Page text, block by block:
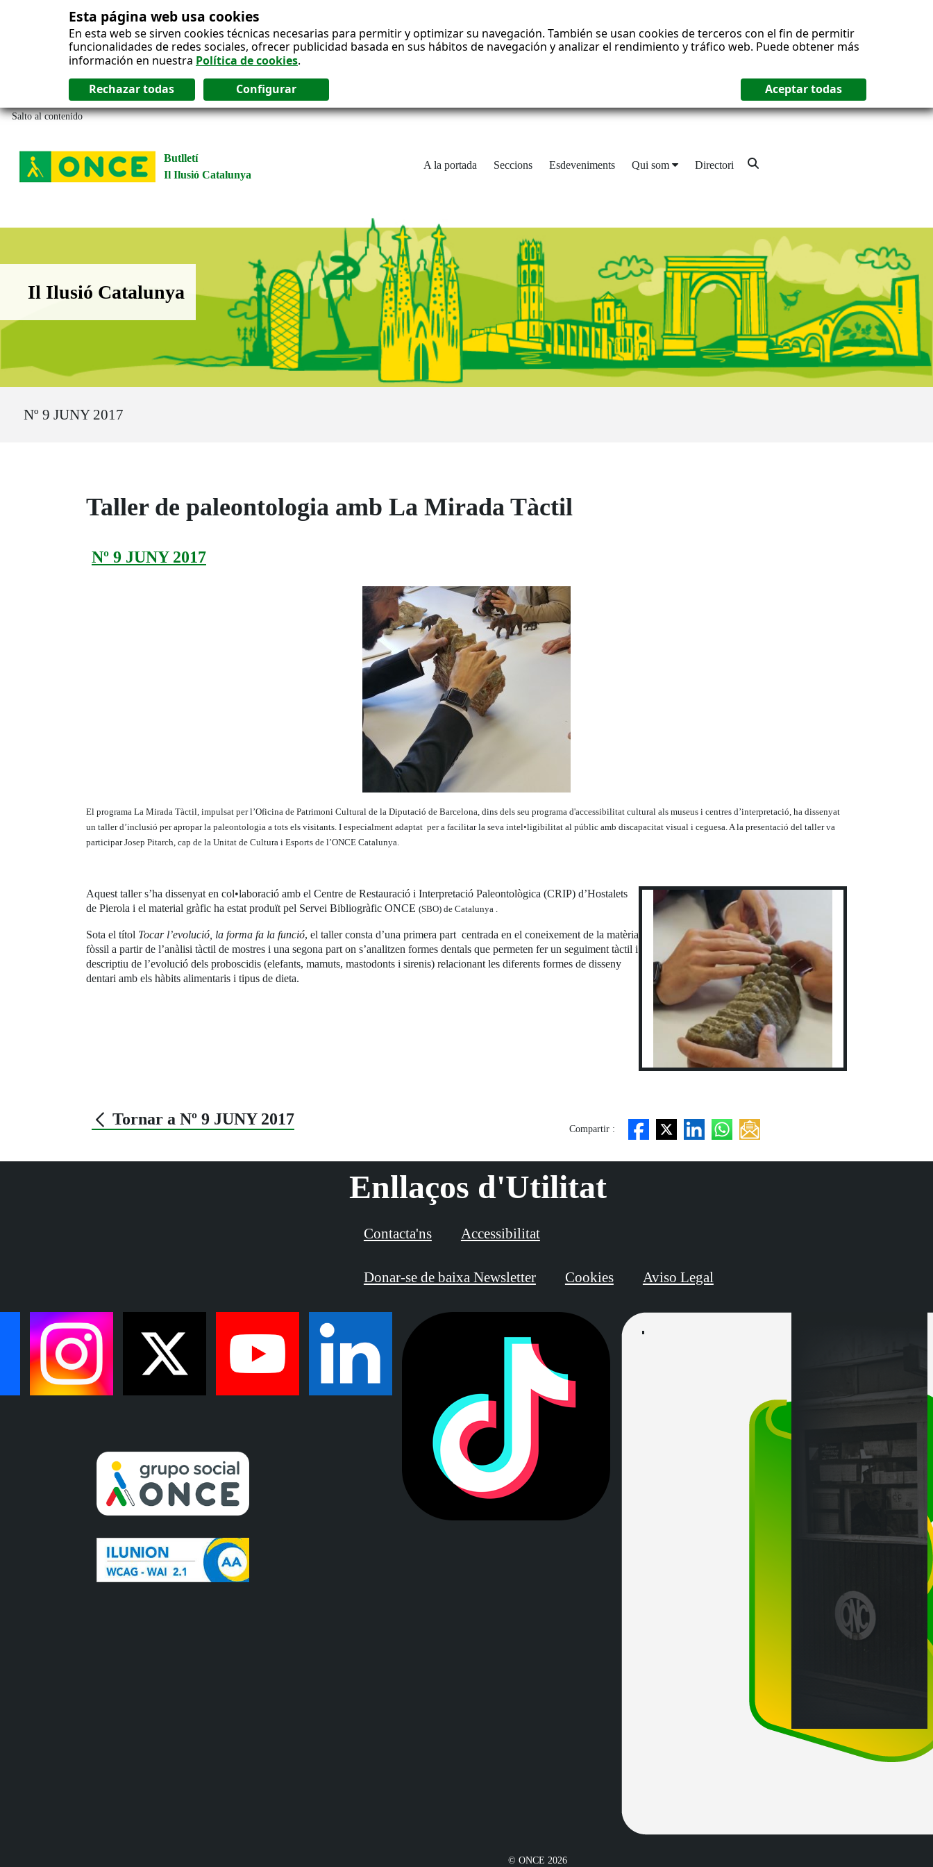
Esta página web usa cookies
En esta web se sirven cookies técnicas necesarias para permitir y optimizar su navegación. También se usan cookies de terceros con el fin de permitir
funcionalidades de redes sociales, ofrecer publicidad basada en sus hábitos de navegación y analizar el rendimiento y tráfico web. Puede obtener más
información en nuestra Política de cookies.
Salto al contenido
Butlletí
Il Ilusió Catalunya
A la portada Seccions Esdeveniments Qui som Directori
Boletín Il·lusió Catalunya
Il Ilusió Catalunya
Nº 9 JUNY 2017
Taller de paleontologia amb La Mirada Tàctil
Nº 9 JUNY 2017
El programa La Mirada Tàctil, impulsat per l’Oficina de Patrimoni Cultural de la Diputació de Barcelona, dins dels seu programa d'accessibilitat cultural als museus i centres d’interpretació, ha dissenyat
un taller d’inclusió per apropar la paleontologia a tots els visitants. I especialment adaptat per a facilitar la seva intel•ligibilitat al públic amb discapacitat visual i ceguesa. A la presentació del taller va
participar Josep Pitarch, cap de la Unitat de Cultura i Esports de l’ONCE Catalunya.
Aquest taller s’ha dissenyat en col•laboració amb el Centre de Restauració i Interpretació Paleontològica (CRIP) d’Hostalets
de Pierola i el material gràfic ha estat produït pel Servei Bibliogràfic ONCE (SBO) de Catalunya .
Sota el títol Tocar l’evolució, la forma fa la funció, el taller consta d’una primera part centrada en el coneixement de la matèria
fòssil a partir de l’anàlisi tàctil de mostres i una segona part on s’analitzen formes dentals que permeten fer un seguiment tàctil i
descriptiu de l’evolució dels proboscidis (elefants, mamuts, mastodonts i sirenis) relacionant les diferents formes de disseny
dentari amb els hàbits alimentaris i tipus de dieta.
Tornar a Nº 9 JUNY 2017
Compartir :
Enllaços d'Utilitat
Contacta'ns Accessibilitat
Donar-se de baixa Newsletter Cookies Aviso Legal
© ONCE 2026